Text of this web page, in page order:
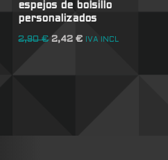
espejos de bolsillo
personalizados
2,90€ 2,42€ IVA INCL